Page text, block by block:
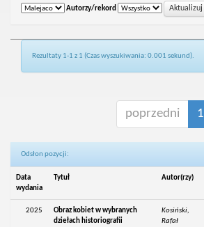
Autorzy/rekord
Rezultaty 1-1 z 1 (Czas wyszukiwania: 0.001 sekund).
poprzedni 1
Odsłon pozycji:
Data
wydania
Tytuł Autor(rzy)
2025
Obraz kobiet w wybranych
dziełach historiografii
Kosiński,
Rafał